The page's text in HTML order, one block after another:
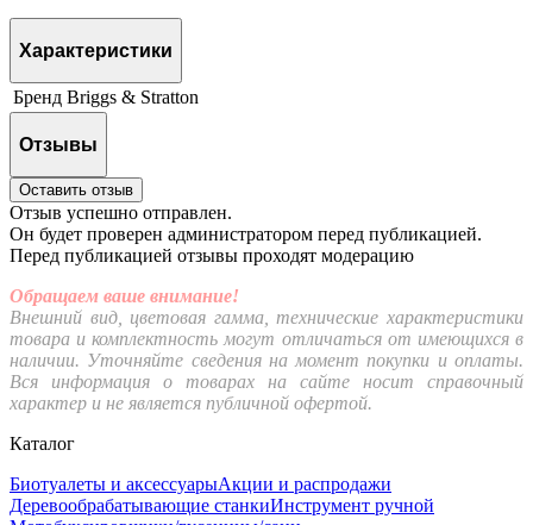
Характеристики
Бренд Briggs & Stratton
Отзывы
Оставить отзыв
Отзыв успешно отправлен.
Он будет проверен администратором перед публикацией.
Перед публикацией отзывы проходят модерацию
Обращаем ваше внимание!
Внешний вид, цветовая гамма, технические характеристики
товара и комплектность могут отличаться от имеющихся в
наличии. Уточняйте сведения на момент покупки и оплаты.
Вся информация о товарах на сайте носит справочный
характер и не является публичной офертой.
Каталог
Биотуалеты и аксессуарыАкции и распродажи
Деревообрабатывающие станкиИнструмент ручной